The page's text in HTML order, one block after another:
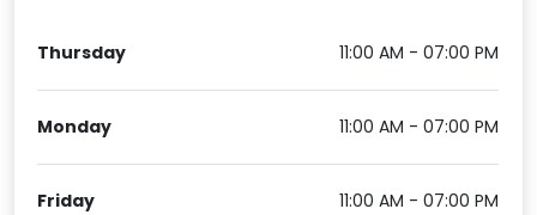
Thursday 11:00 AM - 07:00 PM
Monday 11:00 AM - 07:00 PM
Friday 11:00 AM - 07:00 PM